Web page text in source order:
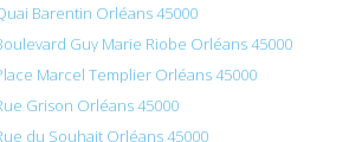
Barentin Orléans 45000
Guy Marie Riobe Orléans 45000
Marcel Templier Orléans 45000
Grison Orléans 45000
du Souhait Orléans 45000